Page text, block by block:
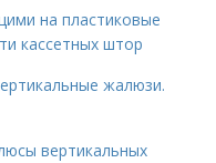
на пластиковые
кассетных штор
жалюзи.
вертикальных